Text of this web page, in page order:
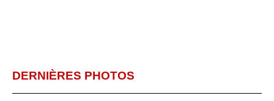
DERNIÈRES PHOTOS